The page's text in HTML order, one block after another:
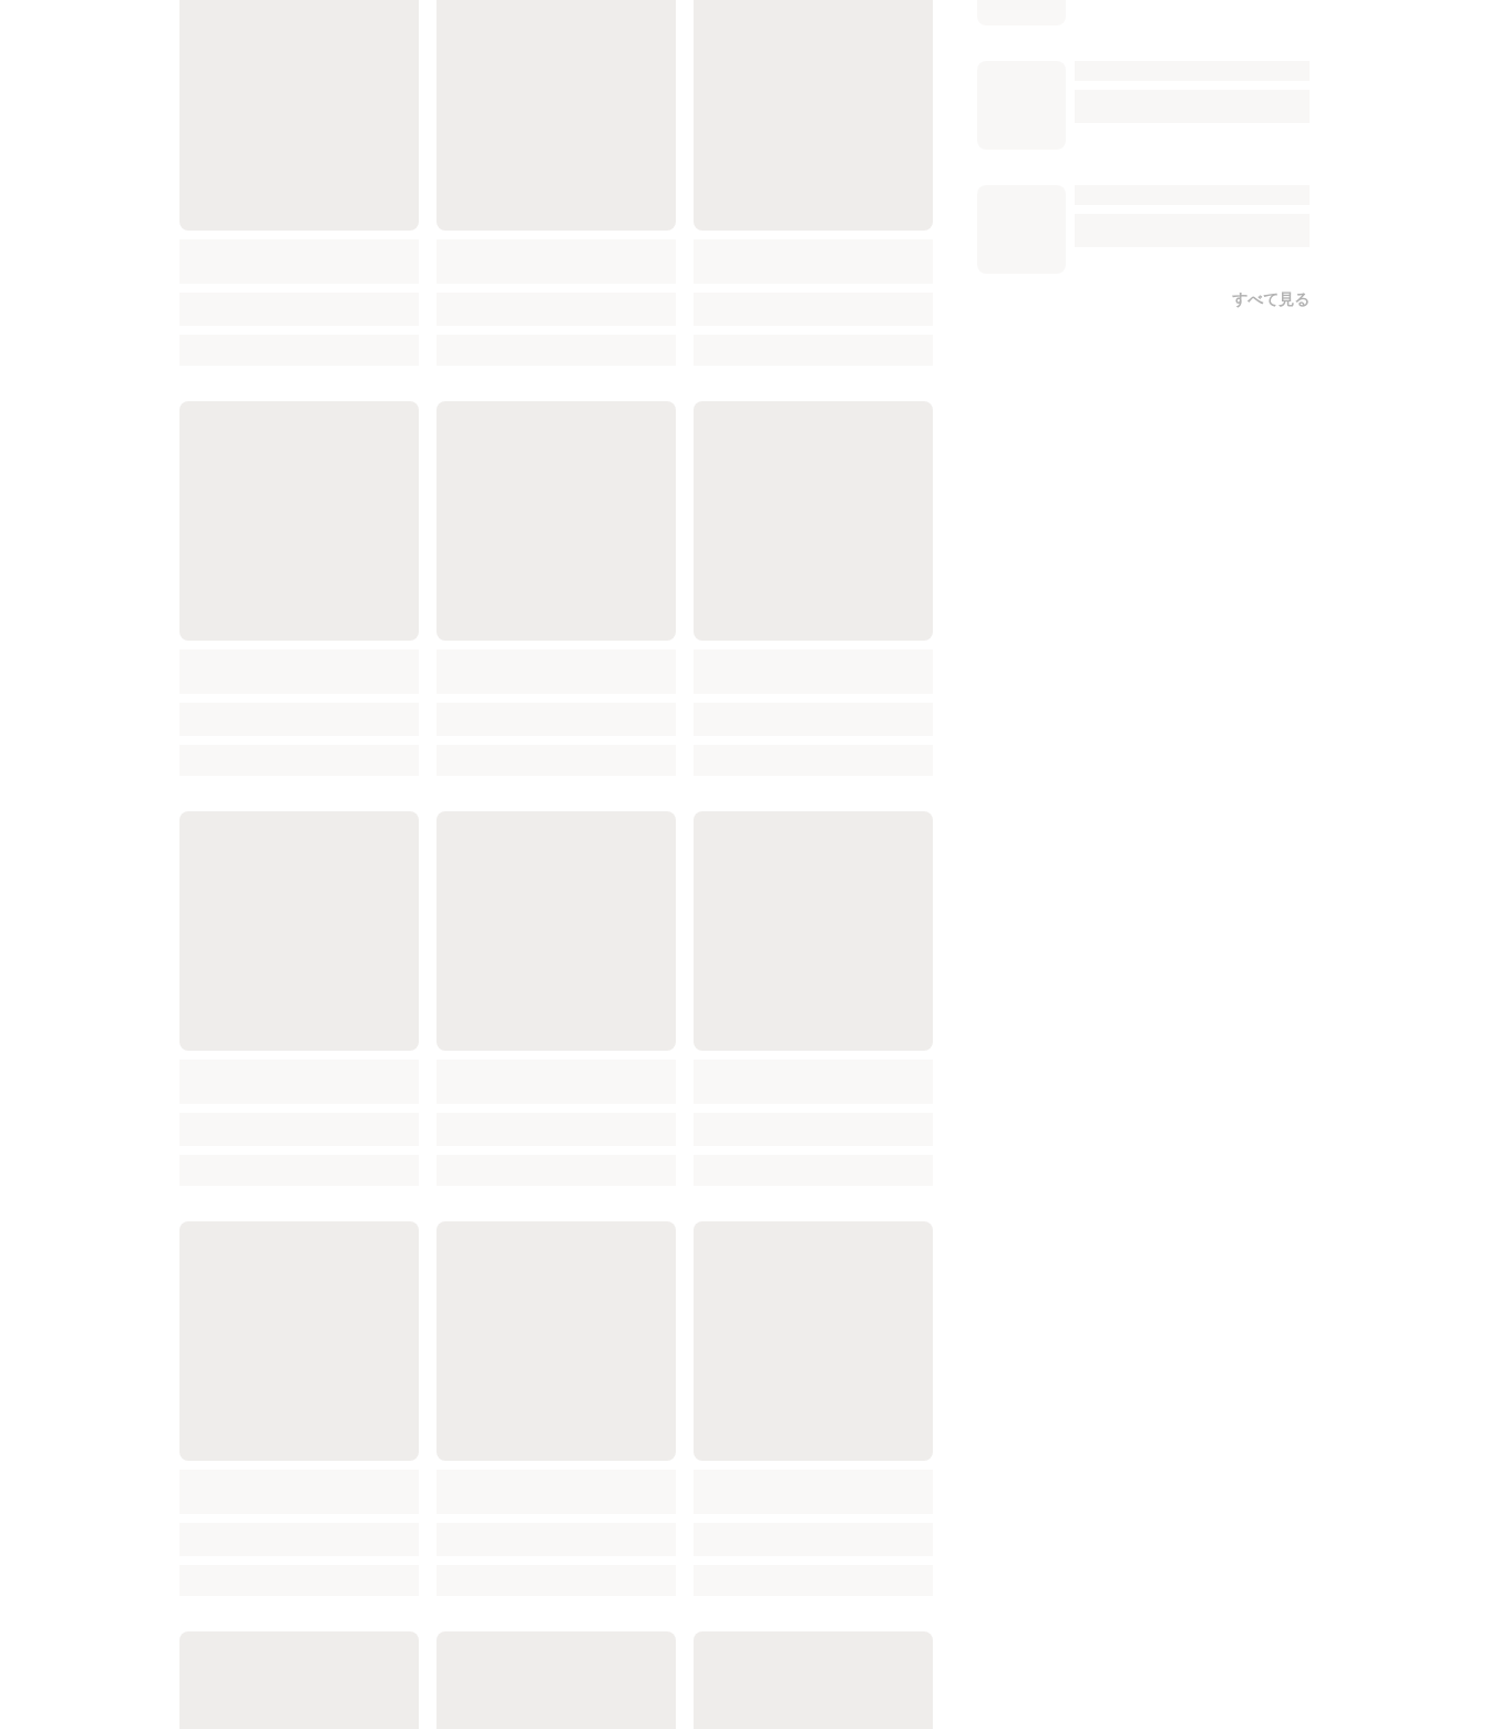
すべて見る